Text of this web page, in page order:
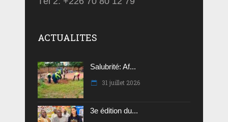
ACTUALITES
Salubrité: Af...
31 juillet 2026
3e édition du...